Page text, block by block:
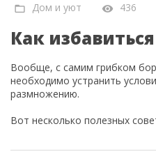
Дом и уют 436
Как
Вообще, с самим грибком
необходимо устранить
размножению.
Вот несколько полезных